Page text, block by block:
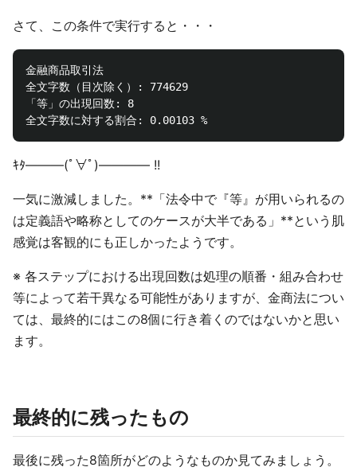
さて、この条件で実行すると・・・
金融商品取引法
全文字数（目次除く）: 774629
「等」の出現回数: 8
ｷﾀ―――(ﾟ∀ﾟ)―――― !!
一気に激減しました。**「法令中で『等』が用いられるの
は定義語や略称としてのケースが大半である」**という肌
感覚は客観的にも正しかったようです。
※ 各ステップにおける出現回数は処理の順番・組み合わせ
等によって若干異なる可能性がありますが、金商法につい
ては、最終的にはこの8個に行き着くのではないかと思い
ます。
最終的に残ったもの
最後に残った8箇所がどのようなものか見てみましょう。